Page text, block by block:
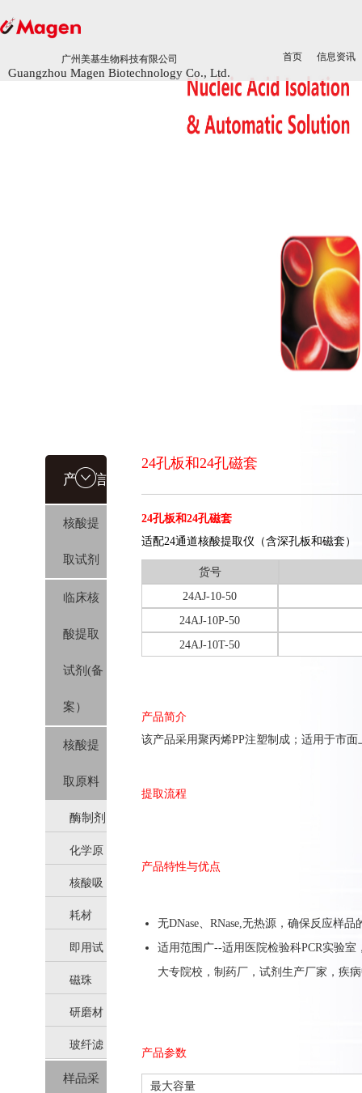
广州美基生物科技有限公司
Guangzhou Magen Biotechnology Co., Ltd.
首页 信息资讯
广州美基生物科技有限公司
Guangzhou Magen Biotechnology Co., Ltd.
首页 信息资讯
产品信
息
核酸提
取试剂
临床核
酸提取
试剂(备
案）
核酸提
取原料
酶制剂
化学原
料
核酸吸
附柱
耗材
即用试
剂
磁珠
研磨材
料
玻纤滤
膜（硅
样品采
24孔板和24孔磁套
24孔板和24孔磁套
适配24通道核酸提取仪（含深孔板和磁套）
货号
24AJ-10-50
24AJ-10P-50
24AJ-10T-50
产品简介
该产品采用聚丙烯PP注塑制成；适用于市
提取流程
产品特性与优点
无DNase、RNase,无热源，确保反应样
适用范围广--适用医院检验科PCR实验室
大专院校，制药厂，试剂生产厂家，疾
产品参数
最大容量